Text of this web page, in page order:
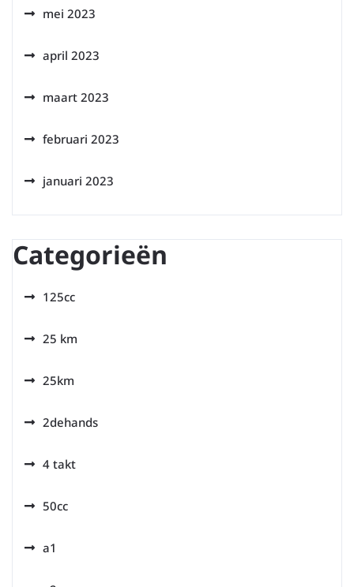
mei 2023
april 2023
maart 2023
februari 2023
januari 2023
Categorieën
125cc
25 km
25km
2dehands
4 takt
50cc
a1